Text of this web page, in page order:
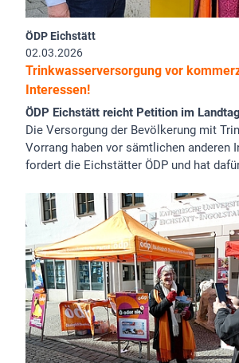
ÖDP Eichstätt
02.03.2026
Trinkwasserversorgung vor
Interessen!
ÖDP Eichstätt reicht Petition im
Die Versorgung der Bevölkerung mit
Vorrang haben vor sämtlichen anderen
fordert die Eichstätter ÖDP und hat